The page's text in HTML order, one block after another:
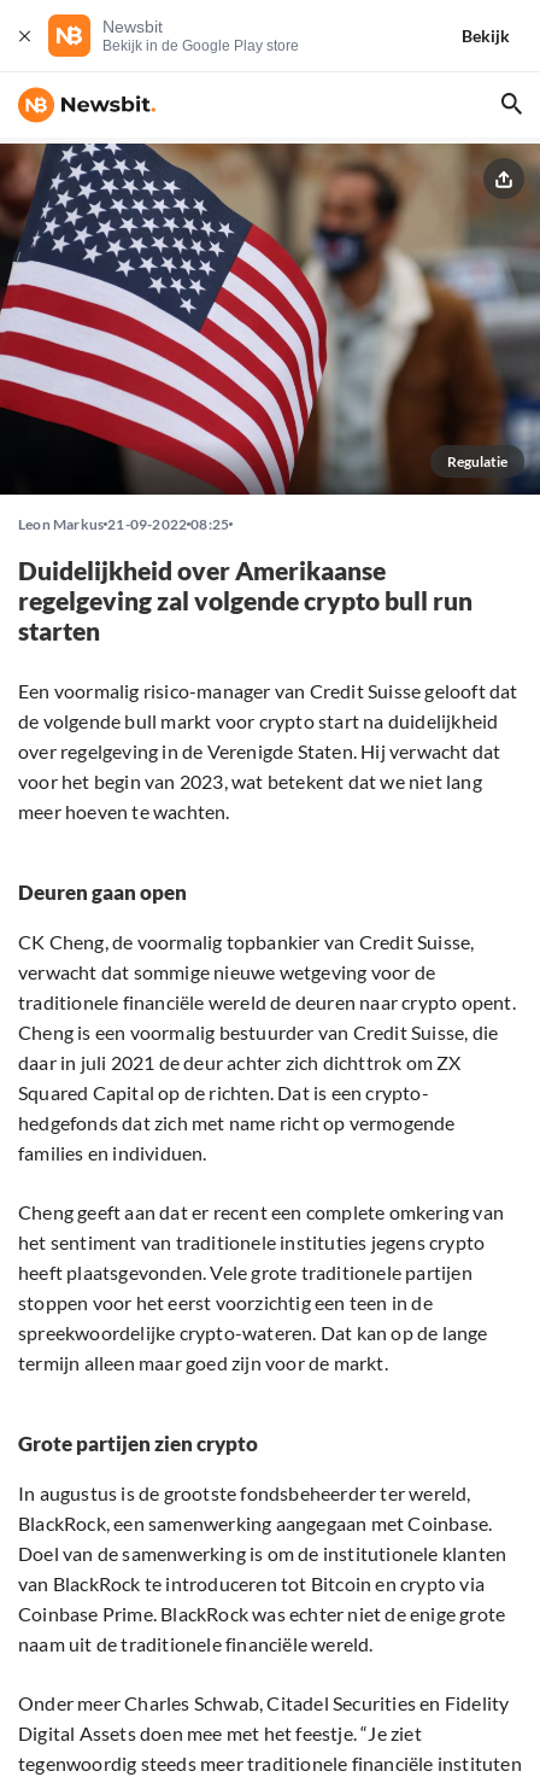
Newsbit
Bekijk in de Google Play store
Bekijk
Regulatie
Leon Markus 21-09-2022 08:25
Duidelijkheid over Amerikaanse
regelgeving zal volgende crypto bull run
starten
Een voormalig risico-manager van Credit Suisse gelooft dat
de volgende bull markt voor crypto start na duidelijkheid
over regelgeving in de Verenigde Staten. Hij verwacht dat
voor het begin van 2023, wat betekent dat we niet lang
meer hoeven te wachten.
Deuren gaan open
CK Cheng, de voormalig topbankier van Credit Suisse,
verwacht dat sommige nieuwe wetgeving voor de
traditionele financiële wereld de deuren naar crypto opent.
Cheng is een voormalig bestuurder van Credit Suisse, die
daar in juli 2021 de deur achter zich dichttrok om ZX
Squared Capital op de richten. Dat is een crypto-
hedgefonds dat zich met name richt op vermogende
families en individuen.
Cheng geeft aan dat er recent een complete omkering van
het sentiment van traditionele instituties jegens crypto
heeft plaatsgevonden. Vele grote traditionele partijen
stoppen voor het eerst voorzichtig een teen in de
spreekwoordelijke crypto-wateren. Dat kan op de lange
termijn alleen maar goed zijn voor de markt.
Grote partijen zien crypto
In augustus is de grootste fondsbeheerder ter wereld,
BlackRock, een samenwerking aangegaan met Coinbase.
Doel van de samenwerking is om de institutionele klanten
van BlackRock te introduceren tot Bitcoin en crypto via
Coinbase Prime. BlackRock was echter niet de enige grote
naam uit de traditionele financiële wereld.
Onder meer Charles Schwab, Citadel Securities en Fidelity
Digital Assets doen mee met het feestje. “Je ziet
tegenwoordig steeds meer traditionele financiële instituten